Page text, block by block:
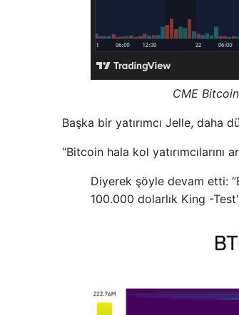
CME
Başka bir yatırımcı Jelle, daha
“Bitcoin hala kol yatırımcılarını
Diyerek şöyle devam etti:
100.000 dolarlık King -